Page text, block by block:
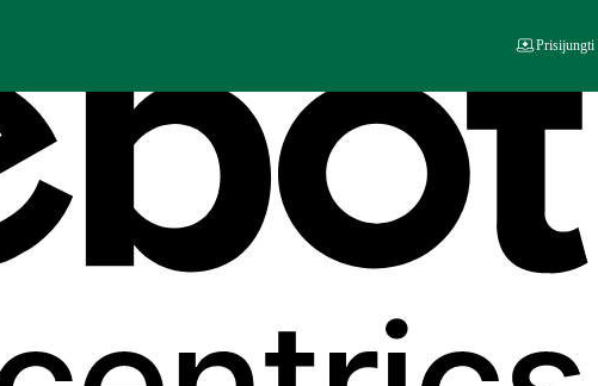
Prisijungti